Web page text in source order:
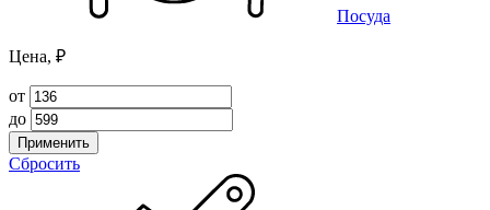
Посуда
Цена, ₽
от
до
Применить
Сбросить